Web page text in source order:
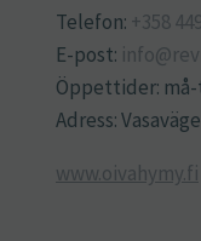
Telefon: +358
E-post:
Öppettider: må-
Adress:
www.oivahymy.fi